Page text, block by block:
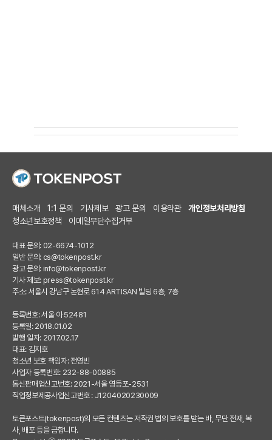
매체소개 1:1 문의 기사제보 광고 문의 이용약관
개인정보처리방침
청소년보호정책
이메일무단수집거부
대표 문의: 02-6674-1012
일반 문의: cs@tokenpost.kr
광고 문의: info@tokenpost.kr
기사 제보: press@tokenpost.kr
주소: 서울시 강남구 논현로 614 ARTISAN 빌딩 6층, 7층
등록번호: 서울 아 52481
등록일: 2018.01.02
발행 일자: 2017.02.17
대표: 김지호
청소년 보호 책임자: 전영빈
사업자 등록번호: 232-88-00885
통신판매업신고번호: 2021-서울 영등포-2531
직업정보제공사업신고번호 : J1204020230009
토큰포스트(tokenpost)의 모든 컨텐츠는 저작권 법의 보호를 받는 바, 무단 전재, 복
사, 배포 등을 금합니다.